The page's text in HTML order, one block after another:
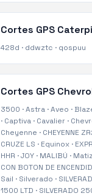
Cortes GPS
428d · ddwztc · qospuu
Cortes GPS
3500 ·Astra·Aveo ·
· Captiva· Cavalier ·
Cheyenne · CHEYENNE
CRUZE LS · Equinox·
HHR ·JOY· MALIBÚ · Matiz
CON BOTON DE
Sail · Silverado ·
1500 LTD · SILVERADO